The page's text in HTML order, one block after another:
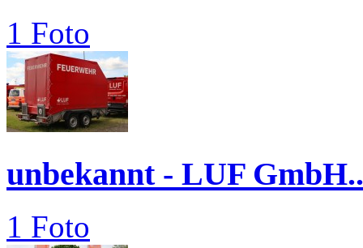
1 Foto
unbekannt - LUF
1 Foto